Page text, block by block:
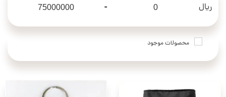
ریال Minimum Price
-
Maximum Price
محصولات موجود